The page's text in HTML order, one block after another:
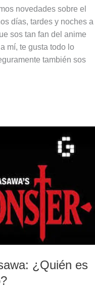
novedades sobre el
días, tardes y noches a
sos tan fan del anime
mí, te gusta todo lo
también sos
¿Quién es